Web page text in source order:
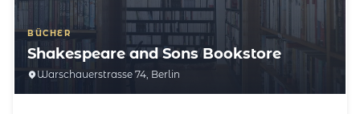
BÜCHER
Shakespeare and Sons Bookstore
Warschauerstrasse 74, Berlin